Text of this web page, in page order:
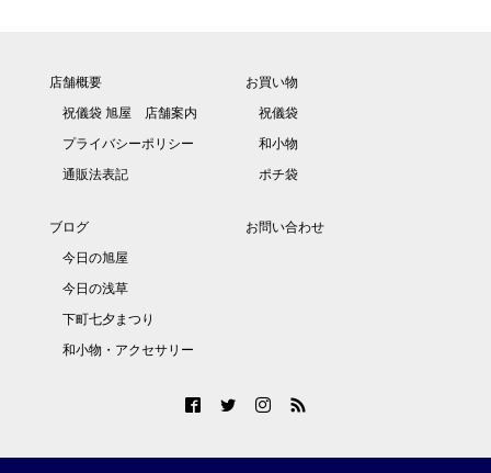
店舗概要
祝儀袋 旭屋 店舗案内
プライバシーポリシー
通販法表記
お買い物
祝儀袋
和小物
ポチ袋
ブログ
今日の旭屋
今日の浅草
下町七夕まつり
和小物・アクセサリー
お問い合わせ